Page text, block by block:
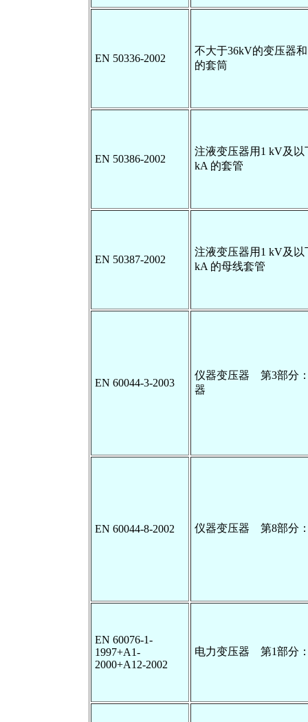
EN 50336-2002
不大于36kV的变压器
的套筒
EN 50386-2002
注液变压器用1 kV及以
kA 的套管
EN 50387-2002
注液变压器用1 kV及以
kA 的母线套管
EN 60044-3-2003
仪器变压器 第3部分
器
EN 60044-8-2002 仪器变压器 第8部分
EN 60076-1-
1997+A1-
2000+A12-2002
电力变压器 第1部分